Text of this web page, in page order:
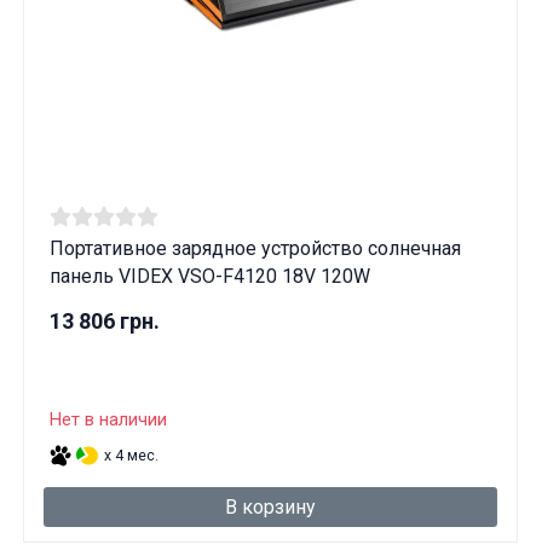
Портативное зарядное устройство солнечная
панель VIDEX VSO-F4120 18V 120W
13 806 грн.
Нет в наличии
x 4 мес.
В корзину